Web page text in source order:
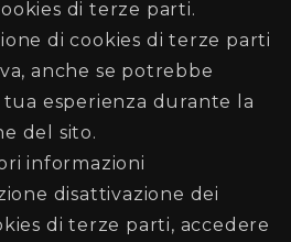
su
di terze parti.
di cookies di terze parti
anche se potrebbe
tua esperienza durante la
del sito.
informazioni
disattivazione dei
di terze parti, accedere